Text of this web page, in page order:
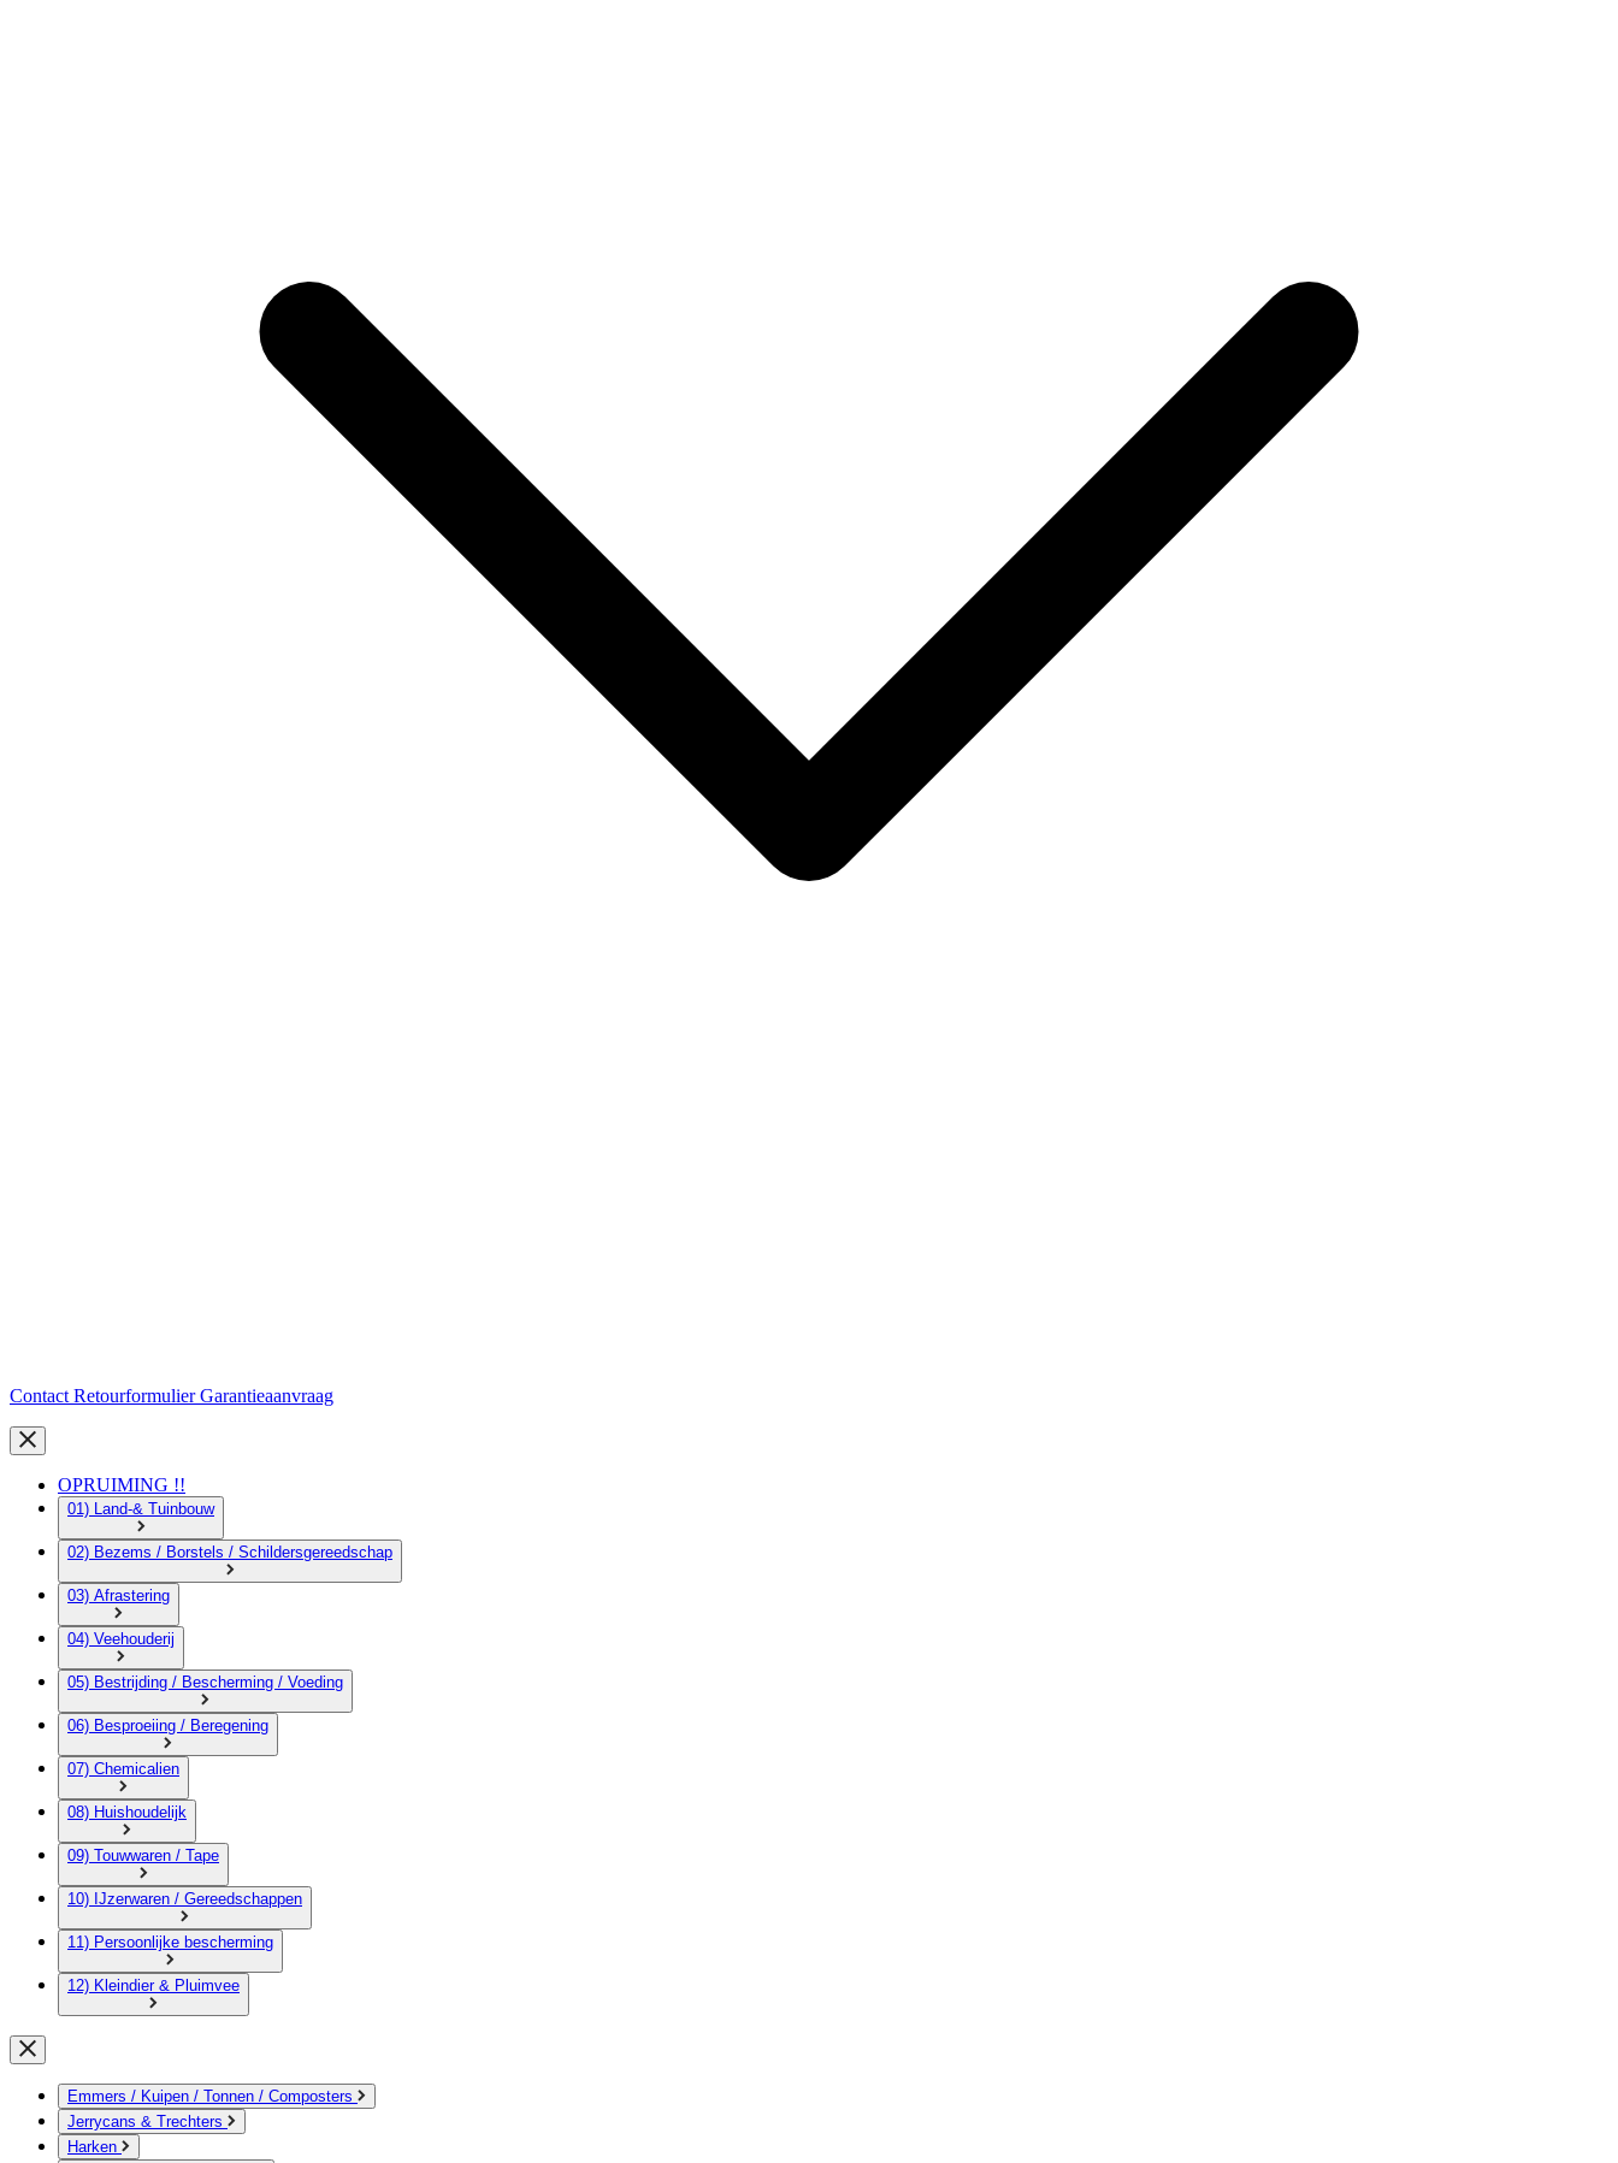
Contact RetourformulierGarantieaanvraag
OPRUIMING !!
01) Land-& Tuinbouw
02) Bezems / Borstels / Schildersgereedschap
03) Afrastering
04) Veehouderij
05) Bestrijding / Bescherming / Voeding
06) Besproeiing / Beregening
07) Chemicalien
08) Huishoudelijk
09) Touwwaren / Tape
10) IJzerwaren / Gereedschappen
11) Persoonlijke bescherming
12) Kleindier & Pluimvee
Emmers / Kuipen / Tonnen / Composters
Jerrycans & Trechters
Harken